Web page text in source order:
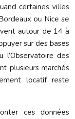
certaines villes
ou Nice se
autour de 14 à
sur des bases
l’Observatoire des
plusieurs marchés
locatif reste
ces données